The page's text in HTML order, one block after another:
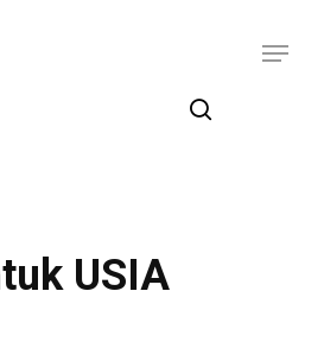
search
Menu
USIA